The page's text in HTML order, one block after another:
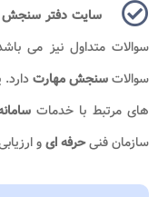
سایت دفتر سنجش
سوالات متداول نیز می
سوالاتسنجش مهارت
های مرتبط با خدمات
سازمان فنیحرفه ایو